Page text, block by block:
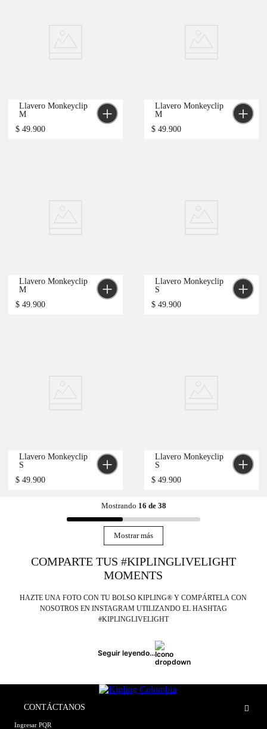
Llavero Monkeyclip
M
$ 49.900
Llavero Monkeyclip
M
$ 49.900
Llavero Monkeyclip
M
$ 49.900
Llavero Monkeyclip
S
$ 49.900
Llavero Monkeyclip
S
$ 49.900
Llavero Monkeyclip
S
$ 49.900
Mostrando 16 de 38
Mostrar más
COMPARTE TUS #KIPLINGLIVELIGHT
MOMENTS
HAZTE UNA FOTO CON TU BOLSO KIPLING® Y COMPÁRTELA CON
NOSOTROS EN INSTAGRAM UTILIZANDO EL HASHTAG
#KIPLINGLIVELIGHT
Seguir leyendo...
CONTÁCTANOS
Ingresar PQR